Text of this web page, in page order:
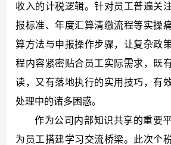
收入的计税逻辑。针对员工普遍关
报标准、年度汇算清缴流程等实操
算方法与申报操作步骤，让复杂政
程内容紧密贴合员工实际需求，既
读，又有落地执行的实用技巧，有
处理中的诸多困惑。
作为公司内部知识共享的重要
为员工搭建学习交流桥梁。此次个